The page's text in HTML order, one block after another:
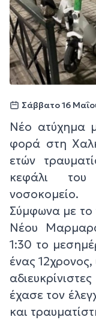
Σάββατο 16
Νέο ατύχημα
φορά στη
ετών
κεφάλι
νοσοκομείο.
Σύμφωνα με το
Νέου
1:30 το
ένας
έχασε τον
και